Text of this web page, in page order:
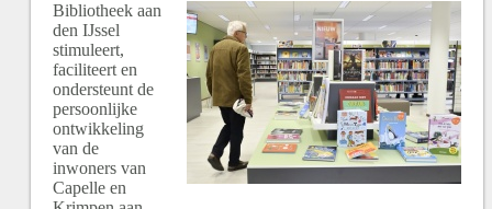
Bibliotheek aan
den IJssel
stimuleert,
faciliteert en
ondersteunt de
persoonlijke
ontwikkeling
van de
inwoners van
Capelle en